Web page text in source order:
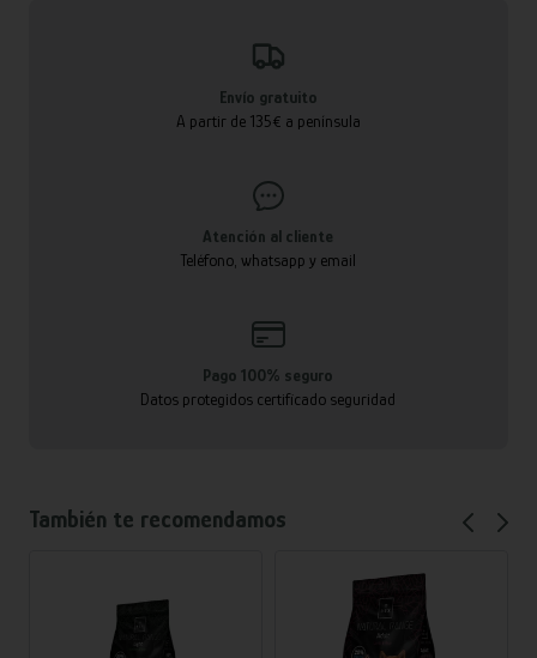
Envío gratuito
A partir de 135€ a península
Atención al cliente
Teléfono, whatsapp y email
Pago 100% seguro
Datos protegidos certificado seguridad
También te recomendamos